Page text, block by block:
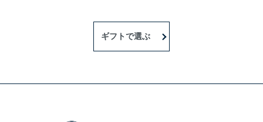
ギフトで選ぶ